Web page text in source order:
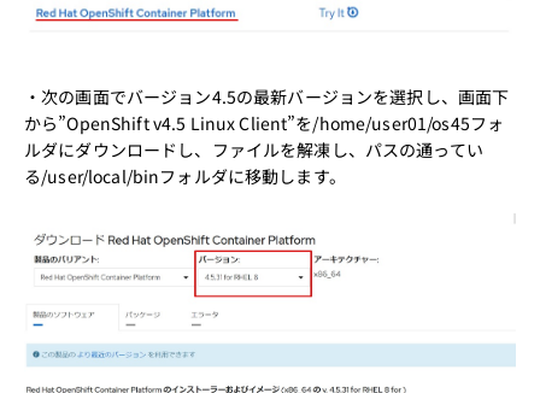
・次の画面でバージョン4.5の最新バージョンを選択し、画面下
から”OpenShift v4.5 Linux Client”を/home/user01/os45フォ
ルダにダウンロードし、ファイルを解凍し、パスの通ってい
る/user/local/binフォルダに移動します。